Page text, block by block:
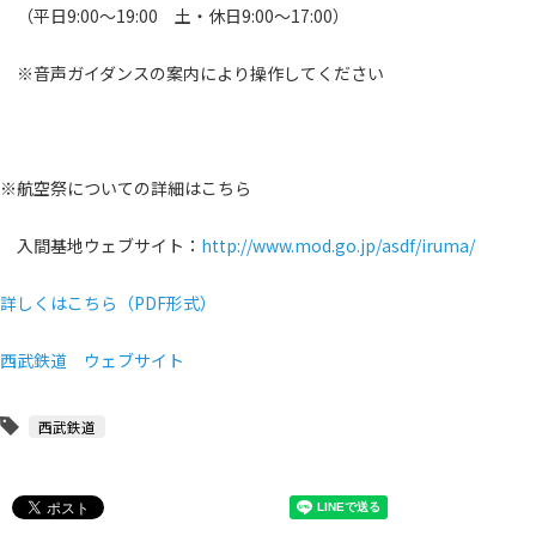
（平日9:00～19:00 土・休日9:00～17:00）
※音声ガイダンスの案内により操作してください
※航空祭についての詳細はこちら
入間基地ウェブサイト： http://www.mod.go.jp/asdf/iruma/
詳しくはこちら（PDF形式）
西武鉄道 ウェブサイト
西武鉄道